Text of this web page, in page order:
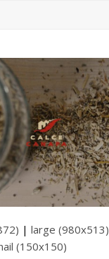
|large (980x513)
(150x150)